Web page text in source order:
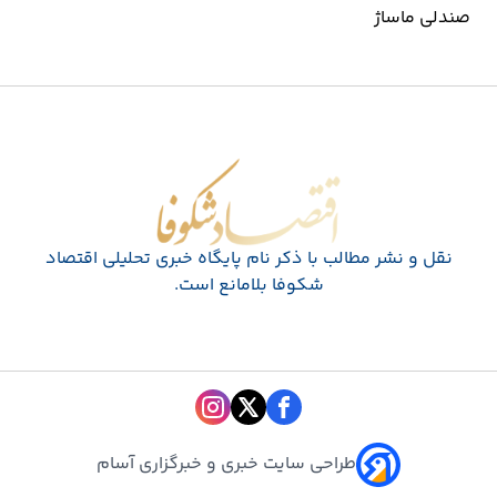
صندلی ماساژ
اقتصاد شکوفا
نقل و نشر مطالب با ذکر نام پايگاه خبری تحليلی اقتصاد
شکوفا بلامانع است.
طراحی سایت خبری و خبرگزاری آسام